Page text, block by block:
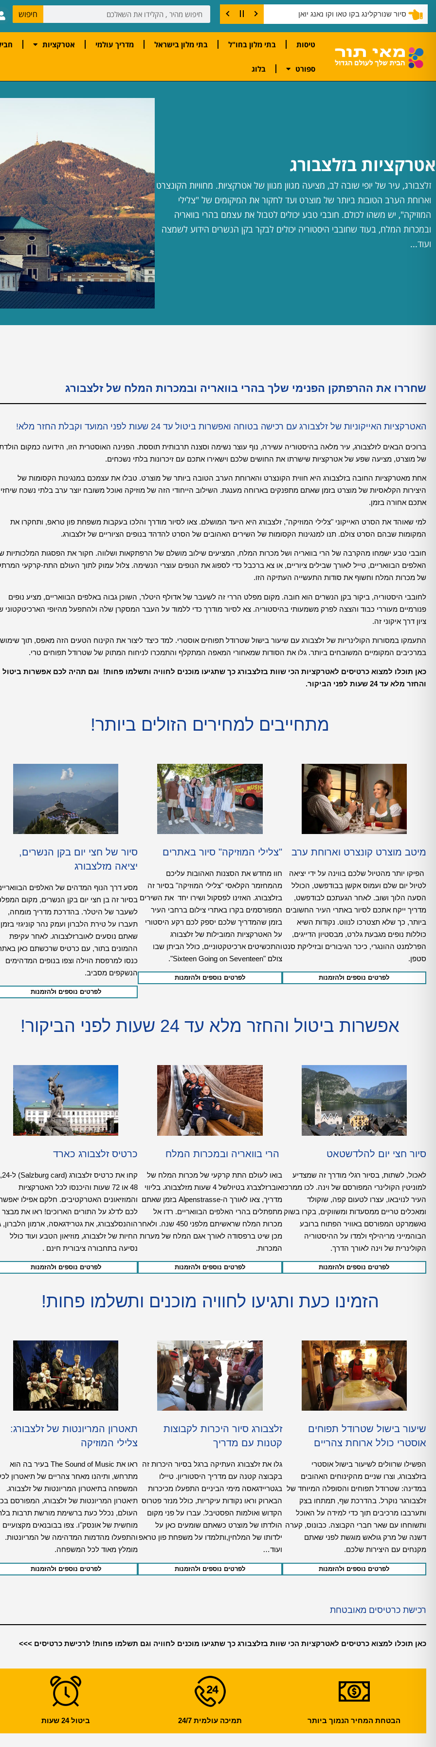
סיור שנורקלינג בקו טאו וקו נאנג יואן חיפוש
טיסות בתי מלון בחו"ל בתי מלון בישראל מדריך עולמי אטרקציות
ספורט בלוג
אטרקציות בזלצבורג
זלצבורג, עיר של יופי שובה לב, מציעה מגוון מגוון של אטרקציות. מחוויות הקונצרט
וארוחת הערב הטובות ביותר של מוצרט ועד לחקור את המיקומים של "צלילי
המוזיקה", יש משהו לכולם. חובבי טבע יכולים לטבול את עצמם בהרי בוואריה
ובמכרות המלח, בעוד שחובבי היסטוריה יכולים לבקר בקן הנשרים הידוע לשמצה
ועוד...
שחררו את ההרפתקן הפנימי שלך בהרי בוואריה ובמכרות המלח של זלצבורג
האטרקציות האייקוניות של זלצבורג עם רכישה בטוחה ואפשרות ביטול עד 24 שעות לפני המועד וקבלת החזר מלא!
ברוכים הבאים לזלצבורג, עיר מלאה בהיסטוריה עשירה, נוף עוצר נשימה וסצנה תרבותית תוססת. הפנינה האוסטרית הזו, הידועה כמקום
של מוצרט, מציעה שפע של אטרקציות שישרתו את החושים שלכם וישאירו אתכם עם זיכרונות בלתי נשכחים.
אחת מאטרקציות החובה בזלצבורג היא חווית הקונצרט והארוחת הערב הטובה ביותר של מוצרט. טבלו את עצמכם במנגינות הקסומות של
היצירות הקלאסיות של מוצרט בזמן שאתם מתפנקים בארוחה מענגת. השילוב הייחודי הזה של מוזיקה ואוכל משובח יוצר ערב בלתי נשכח
אתכם אחורה בזמן.
למי שאוהד את הסרט האייקוני "צלילי המוזיקה", זלצבורג היא היעד המושלם. צאו לסיור מודרך והלכו בעקבות משפחת פון טראפ, ותחקרו את
המקומות שבהם הסרט צולם. תנו למנגינות הקסומות של השירים האהובים של הסרט להדהד בנופים הציוריים של זלצבורג.
חובבי טבע ישמחו מהקרבה של הרי בוואריה ושל מכרות המלח, המציעים שילוב מושלם של הרפתקאות ושלווה. חקור את הפסגות המלכותיות
האלפים הבוואריים, טייל לאורך שבילים ציוריים, או צא ברכבל כדי לספוג את הנופים עוצרי הנשימה. צלול עמוק לתוך העולם התת-קרקעי
של מכרות המלח וחשוף את סודות התעשייה העתיקה הזו.
לחובבי היסטוריה, ביקור בקן הנשרים הוא חובה. מקום מפלט הררי זה לשעבר של אדולף היטלר, השוכן גבוה באלפים הבוואריים, מציע נופים
פנורמיים מעוררי כבוד והצצה לפרק משמעותי בהיסטוריה. צא לסיור מודרך כדי ללמוד על העבר המסקרן שלה ולהתפעל מהיופי הארכיטקטוני
ציון דרך איקוני זה.
התעמקו במסורות הקולינריות של זלצבורג עם שיעור בישול שטרודל תפוחים אוסטרי. למד כיצד ליצור את הקינוח הטעים הזה מאפס, תוך שימוש
במרכיבים המקומיים המשובחים ביותר. גלו את הסודות שמאחורי המאפה המתקלף והתמכרו לניחוח המתוק של שטרודל תפוחים טרי.
כאן תוכלו למצוא כרטיסים לאטרקציות הכי שוות בזלצבורג כך שתגיעו מוכנים לחוויה ותשלמו פחות! וגם תהיה לכם אפשרות ביטול
והחזר מלא עד 24 שעות לפני הביקור.
מתחייבים למחירים הזולים ביותר!
מיטב מוצרט קונצרט וארוחת ערב
הפיקו יותר מהטיול שלכם בווינה על ידי יציאה
לטיול יום שלם ועמוס אקשן בבודפשט, הכולל
הסעה הלוך ושוב. לאחר הגעתכם לבודפשט,
מדריך ייקח אתכם לסיור באתרי העיר החשובים
ביותר, כך שלא תצטרכו לנווט. נקודות השיא
כוללות נופים מגבעת גלרט, מבסטיון הדייגים,
הפרלמנט ההונגרי, כיכר הגיבורים ובזיליקת סנט
סטפן.
לפרטים נוספים ולהזמנות
"צלילי המוזיקה" סיור באתרים
חוו מחדש את הסצנות האהובות עליכם
מהמחזמר הקלאסי "צלילי המוזיקה" בסיור זה
בזלצבורג. האזינו לפסקול ושירו יחד את השירים
המפורסמים בקרו באתרי צילום ברחבי העיר
בזמן שהמדריך שלכם יספק לכם רקע היסטורי
על האטרקציות המובילות של זלצבורג
והתכשיטים ארכיטקטוניים, כולל הביתן שבו
צולם "Sixteen Going on Seventeen".
לפרטים נוספים ולהזמנות
סיור של חצי יום בקן הנשרים,
יציאה מזלצבורג
מסע דרך הנוף המדהים של האלפים
בסיור זה בן חצי יום בקן הנשרים, מקום
לשעבר של היטלר. בהדרכת מדריך מומחה,
תעברו על טירת הלברון ועמק נהר קוניגזי בזמן
שאתם נוסעים לאוברזלצבורג. לאחר עקיפת
ההמונים בתור, עם כרטיס שרכשתם כאן
כנסו למרפסת הוילה וצפו בנופים המדהימים
הנשקפים מסביב.
לפרטים נוספים ולהזמנות
אפשרות ביטול והחזר מלא עד 24 שעות לפני הביקור!
סיור חצי יום להלדשטאט
לאכול, לשתות, בסיור רגלי מודרך זה שמצדיע
למוניטין הקולינרי המפורסם של וינה. לכו ממרכז
העיר לנויבאו, עצרו לטעום קפה, שוקולד
ומאכלים טריים ממסעדות ומשווקים, בקרו בשוק
נאשמרקט המפורסם באוויר הפתוח ברובע
הבוהמייני מריהילף ולמדו על ההיסטוריה
הקולינרית של וינה לאורך הדרך.
לפרטים נוספים ולהזמנות
הרי בוואריה ובמכרות המלח
בואו לעולם התת קרקעי של מכרות המלח של
אוברזלצברג בטיולשל 4 שעות מזלצבורג. בליווי
מדריך, צאו לאורך ה-Alpenstrasse בזמן שאתם
מתפתלים בהרי האלפים הבוואריים. רדו אל
מכרות המלח שראשיתם מלפני 450 שנה. ולאחר
מכן שיט ברפסודה לאורך אגם המלח של מערות
המכרות.
לפרטים נוספים ולהזמנות
כרטיס זלצבורג כארד
קחו את כרטיס זלצבורג (Salzburg card) ל-24,
48 או 72 שעות והיכנסו לכל האטרקציות
והמוזיאונים האטרקטיבים. חלקם אפילו
לכם לדלג על התורים הארוכים! ראו את מבצר
הוהנסלצבורג, את גטרידגאסה, ארמון הלברון,
החיות של זלצבורג, מוזיאון הטבע ועוד כולל
נסיעה בתחבורה ציבורית חינם .
לפרטים נוספים ולהזמנות
הזמינו כעת ותגיעו לחוויה מוכנים ותשלמו פחות!
שיעור בישול שטרודל תפוחים
אוסטרי כולל ארוחת צהריים
הפשילו שרוולים לשיעור בישול אוסטרי
בזלצבורג, וצרו שניים מהקינוחים האהובים
במדינה: שטרודל תפוחים והסופלה המיוחד של
זלצבורגר נוקרל. בהדרכת שף, תמתחו בצק
ותערבבו מרכיבים תוך כדי למידה על האוכל
ותשוחחו עם שאר חברי הקבוצה. כבונוס, קערה
דשנה של מרק גולאש מוגשת לפני שאתם
מקנחים עם היצירות שלכם.
לפרטים נוספים ולהזמנות
זלצבורג סיור היכרות לקבוצות
קטנות עם מדריך
גלו את זלצבורג העתיקה ברגל בסיור היכרות זה
בקבוצה קטנה עם מדריך היסטוריון. טיילו
בגטריידגאסה מימי הביניים התפעלו מכיכרות
הבארוק וראו נקודות עיקריות, כולל מנזר פטרוס
הקדוש ואולמות הפסטיבל. עברו על פני מקום
הולדתו של מוצרט כשאתם שומעים כאן על
ילדותו של המלחין,ותלמדו על משפחת פון טראפ
ועוד…
לפרטים נוספים ולהזמנות
תאטרון המריונטות של זלצבורג:
צלילי המוזיקה
ראו את The Sound of Music בעיר בה הוא
מתרחש, ותיהנו מאחר צהריים של תיאטרון
המשפחה בתיאטרון המריונטות של זלצבורג.
תיאטרון המריונטות של זלצבורג, המפורסם
העולם, נכלל כעת ברשימת מורשת תרבות
מוחשית של אונסק"ו. צפו בבובנאים מקצועיים
והתפעלו מהדמות המדהימה של המריונטות.
מומלץ מאוד לכל המשפחה.
לפרטים נוספים ולהזמנות
רכישת כרטיסים מאובטחת
כאן תוכלו למצוא כרטיסים לאטרקציות הכי שוות בזלצבורג כך שתגיעו מוכנים לחוויה וגם תשלמו פחות! לרכישת כרטיסים >>>
הבטחת המחיר הנמוך ביותר תמיכה עולמית 24/7 ביטול 24 שעות